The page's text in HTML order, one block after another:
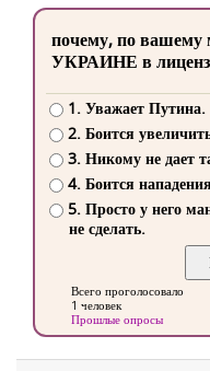
почему, по вашему
УКРАИНЕ в
1. Уважает Путина.
2. Боится
3. Никому не дает
4. Боится
5. Просто у него
не сделать.
Всего проголосовало
1 человек
Прошлые опросы